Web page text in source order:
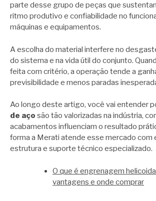
parte desse grupo de peças que
ritmo produtivo e confiabilidade no
máquinas e equipamentos.
A escolha do material interfere no
do sistema e na vida útil do conjunto.
feita com critério, a operação tende a
previsibilidade e menos paradas
Ao longo deste artigo, você vai entender
de aço são tão valorizadas na indústria,
acabamentos influenciam o resultado
forma a Merati atende esse mercado com
estrutura e suporte técnico especializado.
O que é engrenagem
vantagens e onde comprar